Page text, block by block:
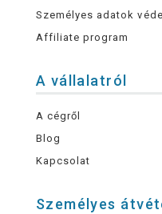
Személyes adatok
Affiliate program
A vállalatról
A cégről
Blog
Kapcsolat
Személyes